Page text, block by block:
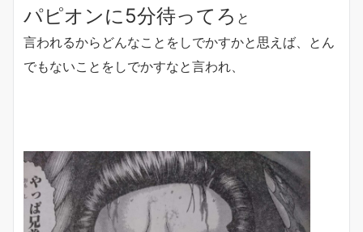
パピオンに5分待ってろ と
言われるからどんなことをしでかすかと思えば、とん
でもないことをしでかすなと言われ、